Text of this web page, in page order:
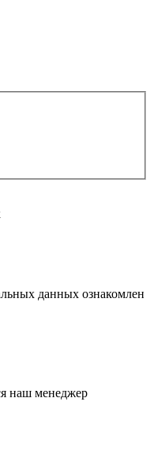
данных ознакомлен
наш менеджер